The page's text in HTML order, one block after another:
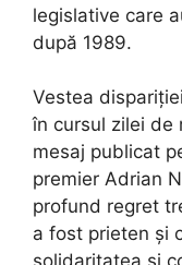
legislative care
după 1989.
Vestea
în cursul zilei de
mesaj publicat
premier Adrian
profund regret
a fost prieten și
solidaritatea și